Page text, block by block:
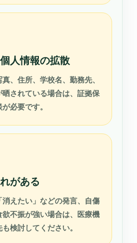
人情報の拡散
、住所、学校名、勤務先、
晒されている場合は、証拠保
必要です。
がある
消えたい」などの発言、自傷
欲不振が強い場合は、医療機
検討してください。